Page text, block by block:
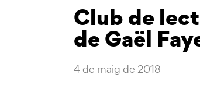
Club de
de Gaël
4 de maig de 2018